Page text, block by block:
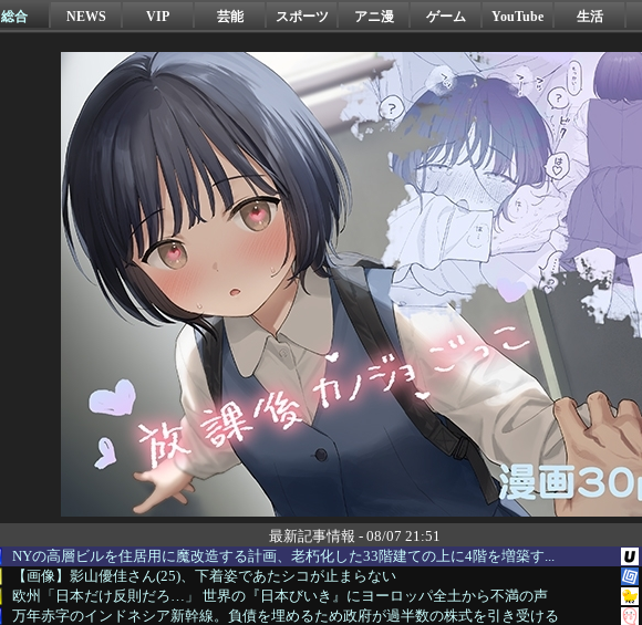
総合 NEWS VIP 芸能 スポーツ アニ漫 ゲーム YouTube 生活
最新記事情報 - 08/07 21:51
NYの高層ビルを住居用に魔改造する計画、老朽化した33階建ての上に4階を増築す...
【画像】影山優佳さん(25)、下着姿であたシコが止まらない
欧州「日本だけ反則だろ…」 世界の『日本びいき』にヨーロッパ全土から不満の声
万年赤字のインドネシア新幹線。負債を埋めるため政府が過半数の株式を引き受ける